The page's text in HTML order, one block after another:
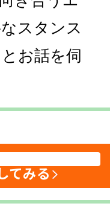
スタンス
お話を伺
てみる